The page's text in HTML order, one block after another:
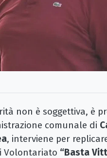
non è soggettiva, è
comunale di
, interviene per
Volontariato “Basta